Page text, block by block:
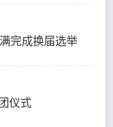
完成换届选举
仪式